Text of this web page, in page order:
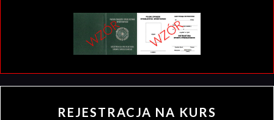
REJESTRACJA NA KURS